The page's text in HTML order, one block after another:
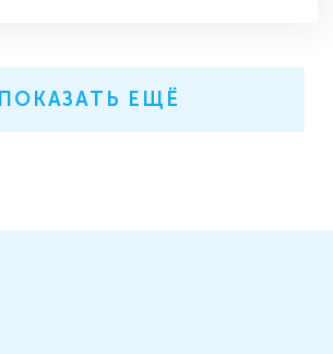
ПОКАЗАТЬ ЕЩЁ